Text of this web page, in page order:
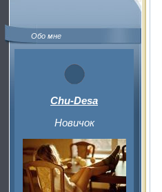
Обо мне
Chu-Desa
Новичок